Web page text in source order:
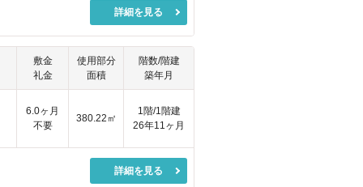
詳細を見る
敷金
礼金
使用部分
面積
階数/階建
築年月
6.0ヶ月
不要
380.22㎡
1階/1階建
26年11ヶ月
詳細を見る